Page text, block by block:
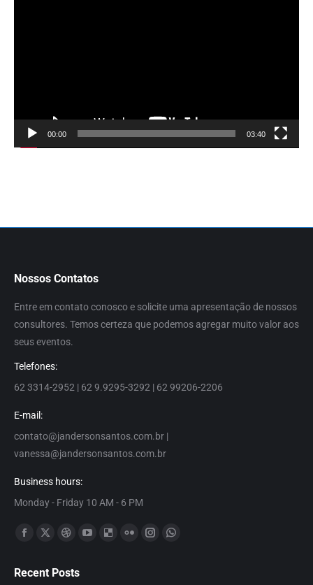
00:00 03:40
Nossos Contatos
Entre em contato conosco e solicite uma apresentação de nossos
consultores. Temos certeza que podemos agregar muito valor aos
seus eventos.
Telefones:
62 3314-2952 | 62 9.9295-3292 | 62 99206-2206
E-mail:
contato@jandersonsantos.com.br |
vanessa@jandersonsantos.com.br
Business hours:
Monday - Friday 10 AM - 6 PM
Encontre-nos em:
opensopensopens
Recent Posts